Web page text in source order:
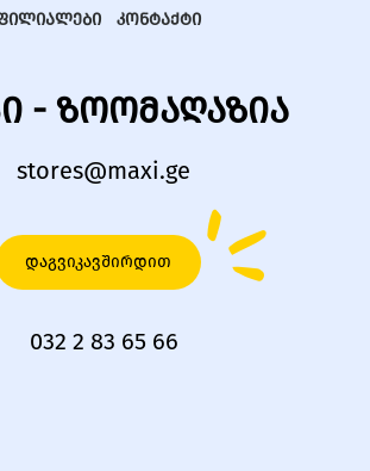
კონტაქტი
- ზოომაღაზია
stores@maxi.ge
დაგვიკავშირდით
032 2 83 65 66